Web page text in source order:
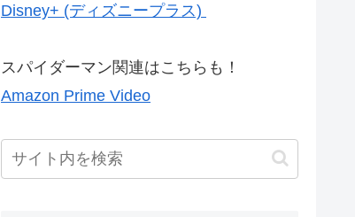
Disney+ (ディズニープラス)
スパイダーマン関連はこちらも！
Amazon Prime Video